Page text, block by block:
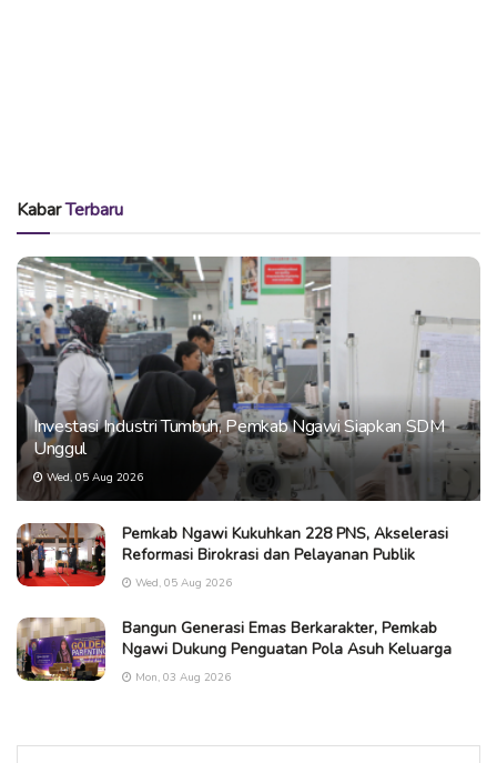
KabarTerbaru
Investasi Industri Tumbuh, Pemkab Ngawi Siapkan SDM
Unggul
Wed, 05 Aug 2026
Pemkab Ngawi Kukuhkan 228 PNS, Akselerasi
Reformasi Birokrasi dan Pelayanan Publik
Wed, 05 Aug 2026
Bangun Generasi Emas Berkarakter, Pemkab
Ngawi Dukung Penguatan Pola Asuh Keluarga
Mon, 03 Aug 2026